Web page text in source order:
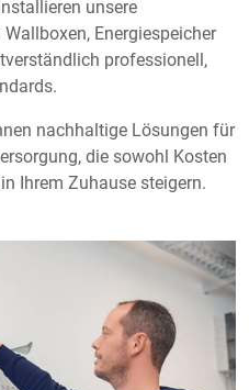
unsere
Energiespeicher
professionell,
nachhaltige Lösungen für
die sowohl Kosten
Ihrem Zuhause steigern.